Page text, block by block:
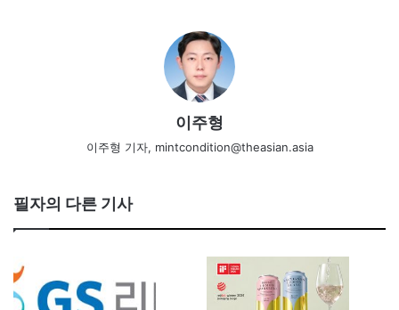
이주형
이주형 기자, mintcondition@theasian.asia
필자의 다른 기사